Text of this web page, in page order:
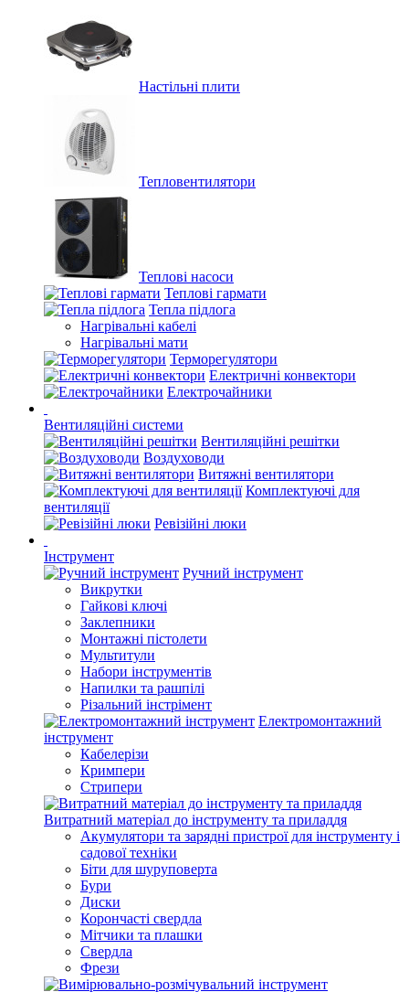
Настільні плити
Тепловентилятори
Теплові насоси
Теплові гармати
Тепла підлога
Нагрівальні кабелі
Нагрівальні мати
Терморегулятори
Електричні конвектори
Електрочайники
Вентиляційні системи
Вентиляційні решітки
Воздуховоди
Витяжні вентилятори
Комплектуючі для
вентиляції
Ревізійні люки
Інструмент
Ручний інструмент
Викрутки
Гайкові ключі
Заклепники
Монтажні пістолети
Мультитули
Набори інструментів
Напилки та рашпілі
Різальний інстрімент
Електромонтажний
інструмент
Кабелерізи
Кримпери
Стрипери
Витратний матеріал до інструменту та приладдя
Акумулятори та зарядні пристрої для інструменту і
садової техніки
Біти для шуруповерта
Бури
Диски
Корончасті свердла
Мітчики та плашки
Свердла
Фрези